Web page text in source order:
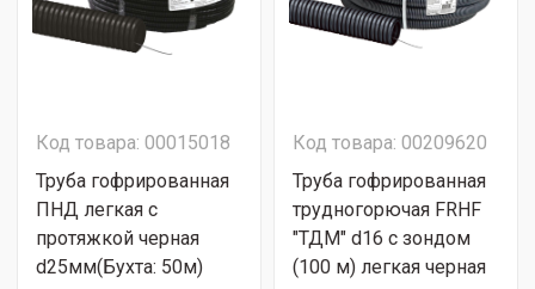
Код товара: 00015018
Труба гофрированная
ПНД легкая с
протяжкой черная
d25мм(Бухта: 50м)
Код товара: 00209620
Труба гофрированная
трудногорючая FRHF
"ТДМ" d16 с зондом
(100 м) легкая черная